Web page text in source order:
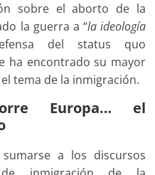
sobre el aborto de la
la guerra a “la ideología
del status quo
ha encontrado su mayor
tema de la inmigración.
Europa… el
a los discursos